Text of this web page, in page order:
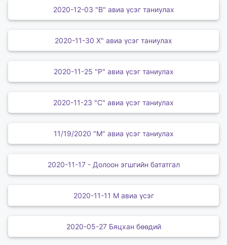
2020-12-03 "В" авиа үсэг таниулах
2020-11-30 Х" авиа үсэг таниулах
2020-11-25 "Р" авиа үсэг таниулах
2020-11-23 "С" авиа үсэг таниулах
11/19/2020 "М" авиа үсэг таниулах
2020-11-17 - Долоон эгшгийн бататгал
2020-11-11 М авиа үсэг
2020-05-27 Бяцхан бөөдий